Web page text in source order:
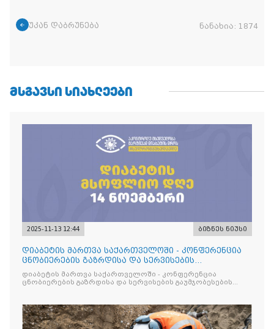
უკან დაბრუნება ნანახია: 1874
ᲛᲡᲒᲐᲕᲡᲘ ᲡᲘᲐᲮᲚᲔᲔᲑᲘ
2025-11-13 12:44 ბიზნეს ნიუსი
დიაბეტის მართვა საქართველოში - კონფერენცია
ცნობიერების გაზრდისა და სერვისების
გაუმჯობესების მიზნით
დიაბეტის მართვა საქართველოში - კონფერენცია
ცნობიერების გაზრდისა და სერვისების გაუმჯობესების